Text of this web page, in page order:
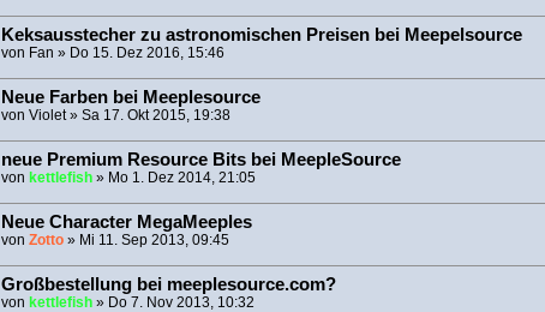
Keksausstecher zu astronomischen Preisen bei Meepelsource
von Fan » Do 15. Dez 2016, 15:46
Neue Farben bei Meeplesource
von Violet» Sa 17. Okt 2015, 19:38
neue Premium Resource Bits bei MeepleSource
von kettlefish» Mo 1. Dez 2014, 21:05
Neue Character MegaMeeples
von Zotto» Mi 11. Sep 2013, 09:45
Großbestellung bei meeplesource.com?
von kettlefish» Do 7. Nov 2013, 10:32